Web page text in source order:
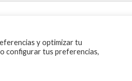
MI CUENTA BUSCAR PEDIDOS
y optimizar tu
configurar tus preferencias,